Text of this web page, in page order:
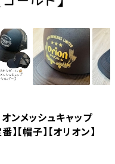
ンメッシュキャップ
帽子】【オリオン】